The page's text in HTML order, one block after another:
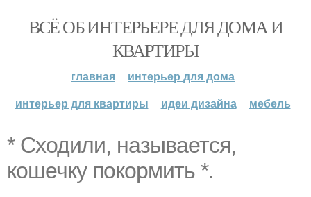
ВСЁ ОБ ИНТЕРЬЕРЕ ДЛЯ ДОМА И
КВАРТИРЫ
главная
интерьер для дома
интерьер для квартиры
идеи дизайна мебель
* Сходили, называется,
кошечку покормить *.